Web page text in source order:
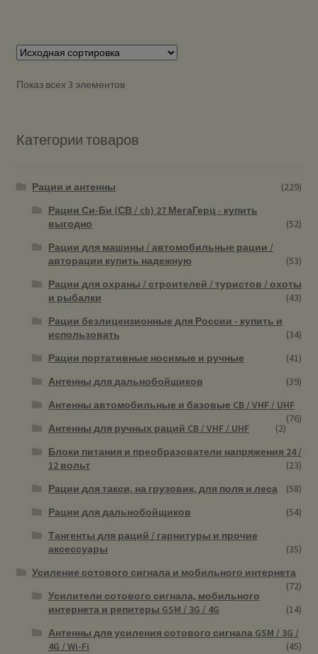
Показ всех 3 элементов
Категории товаров
Рации и антенны
(229)
Рации Си-Би (СВ / cb) 27 МегаГерц - купить
выгодно
(52)
Рации для машины / автомобильные рации /
авторации купить надежную
(53)
Рации для охраны / строителей / туристов / охоты
и рыбалки
(43)
Рации безлицензионные для России - купить и
использовать
(34)
Рации портативные носимые и ручные
(41)
Антенны для дальнобойщиков
(39)
Антенны автомобильные и базовые CB / VHF / UHF
(76)
Антенны для ручных раций CB / VHF / UHF
(2)
Блоки питания и преобразователи напряжения 24 /
12 вольт
(23)
Рации для такси, на грузовик, для поля и леса
(58)
Рации для дальнобойщиков
(54)
Тангенты для раций / гарнитуры и прочие
аксессуары
(35)
Усиление сотового сигнала и мобильного интернета
(72)
Усилители сотового сигнала, мобильного
интернета и репитеры GSM / 3G / 4G
(14)
Антенны для усиления сотового сигнала GSM / 3G /
4G / Wi-Fi
(45)